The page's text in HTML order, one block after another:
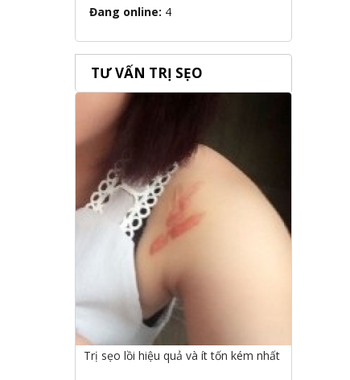
Đang online: 4
TƯ VẤN TRỊ SẸO
Trị sẹo lồi hiệu quả và ít tốn kém nhất